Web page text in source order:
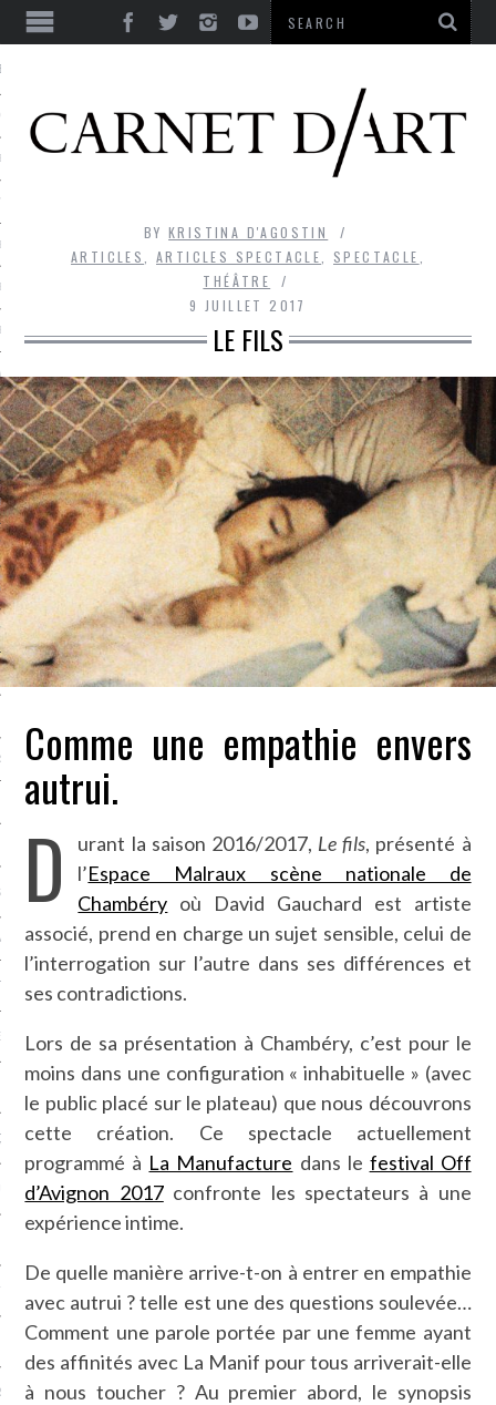
ULTIME
RIRE
LIBERTÉ
BEAUTÉ
FOLIE
BONHEUR
GUERRE
EN VOD
BYKRISTINA D'AGOSTIN
ARTICLES
ARTICLES SPECTACLE SPECTACLE
THÉÂTRE
9 JUILLET 2017
LE FILS
Comme une empathie envers
autrui.
D urant la saison 2016/2017, Le fils, présenté à
l’Espace Malraux scène nationale de
Chambéry où David Gauchard est artiste
associé, prend en charge un sujet sensible, celui de
l’interrogation sur l’autre dans ses différences et
ses contradictions.
Lors de sa présentation à Chambéry, c’est pour le
moins dans une configuration « inhabituelle » (avec
le public placé sur le plateau) que nous découvrons
cette création. Ce spectacle actuellement
programmé à La Manufacture dans le festival Off
d’Avignon 2017confronte les spectateurs à une
expérience intime.
De quelle manière arrive-t-on à entrer en empathie
avec autrui ? telle est une des questions soulevée…
Comment une parole portée par une femme ayant
des affinités avec La Manif pour tous arriverait-elle
à nous toucher ? Au premier abord, le synopsis